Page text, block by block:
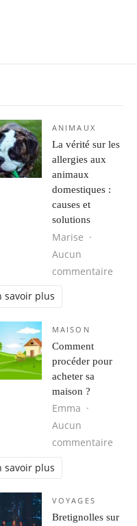
cuire des frites?
ANIMAUX
La vérité sur les
allergies aux
animaux
domestiques :
causes et
solutions
Marise
Aucun
commentaire
savoir plus
votre mariage avec
MAISON
Comment
procéder pour
acheter sa
maison ?
Emma
Aucun
commentaire
savoir plus
VOYAGES
Bretignolles sur